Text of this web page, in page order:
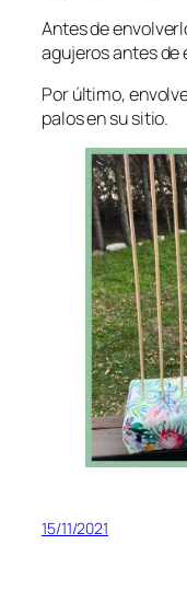
Antes de
agujeros antes de
Por último,
palos en su sitio.
15/11/2021